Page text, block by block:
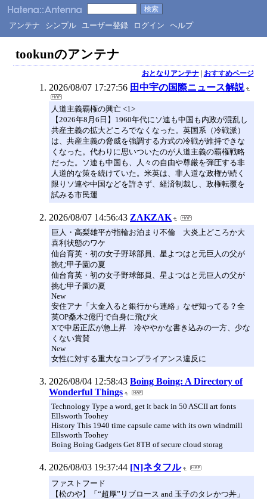
アンテナ シンプル ユーザー登録 ログイン ヘルプ
tookunのアンテナ
おとなりアンテナ| おすすめページ
2026/08/07 17:27:56 田中宇の国際ニュース解説
人道主義覇権の興亡 <1>
【2026年8月6日】1960年代にソ連も中国も内政が混乱し
共産主義の拡大どころでなくなった。英国系（冷戦派）
は、共産主義の脅威を強調する方式の冷戦が維持できな
くなった。代わりに思いついたのが人道主義の覇権戦略
だった。ソ連も中国も、人々の自由や尊厳を弾圧する非
人道的な策を続けていた。米英は、非人道な政権が続く
限りソ連や中国などを許さず、経済制裁し、政権転覆を
試みる市民運
2026/08/07 14:56:43 ZAKZAK
巨人・高梨雄平が指輪お泊まり不倫 大炎上どころか大
喜利状態のワケ
仙台育英・初の女子野球部員、星よつはと元巨人の父が
挑む甲子園の夏
仙台育英・初の女子野球部員、星よつはと元巨人の父が
挑む甲子園の夏
New
安住アナ「大金入ると銀行から連絡」なぜ知ってる？全
英OP桑木2億円で自身に飛び火
Xで中居正広が急上昇 冷ややかな書き込みの一方、少な
くない賞賛
New
女性に対する重大なコンプライアンス違反に
2026/08/04 12:58:43 Boing Boing: A Directory of
Wonderful Things
Technology Type a word, get it back in 50 ASCII art fonts
Ellsworth Toohey
History This 1940 time capsule came with its own windmill
Ellsworth Toohey
Boing Boing Gadgets Get 8TB of secure cloud storag
2026/08/03 19:37:44 [N]ネタフル
ファストフード
【松のや】「“超厚”リブロース and 玉子のタレかつ丼」